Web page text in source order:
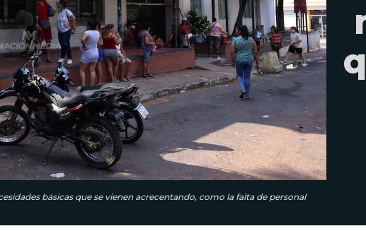
básicas que se vienen acrecentando, como la falta de personal